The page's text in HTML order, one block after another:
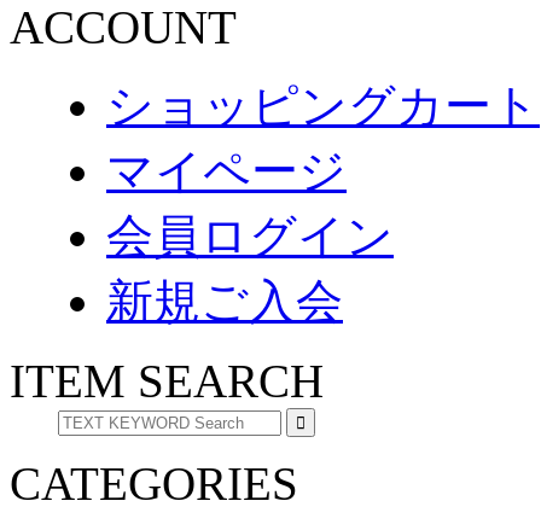
ACCOUNT
ショッピングカート
マイページ
会員ログイン
新規ご入会
ITEM SEARCH
CATEGORIES